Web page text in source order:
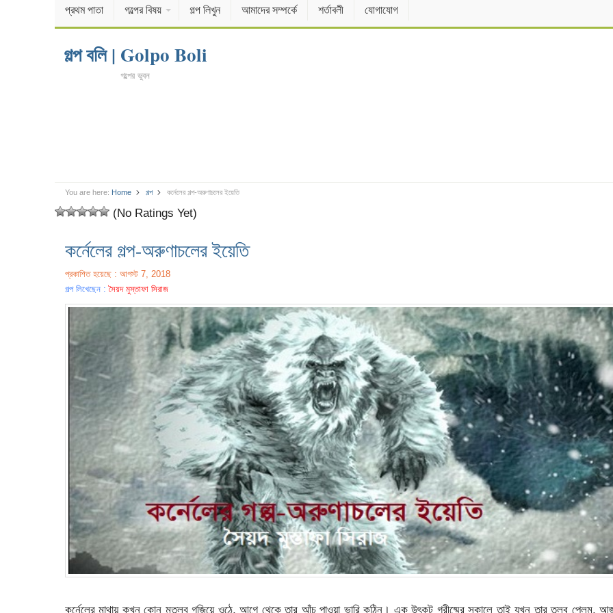
প্রথম পাতা গল্পের বিষয় গল্প লিখুন আমাদের সম্পর্কে শর্তাবলী যোগাযোগ
গল্প বলি | Golpo Boli
গল্পের ভুবন
You are here: Home গল্প কর্নেলের গল্প-অরুণাচলের ইয়েতি
(No Ratings Yet)
কর্নেলের গল্প-অরুণাচলের ইয়েতি
প্রকাশিত হয়েছে : আগস্ট 7, 2018
গল্প লিখেছেন :সৈয়দ মুস্তাফা সিরাজ
কর্নেলের মাথায় কখন কোন মতলব গজিয়ে ওঠে, আগে থেকে তার আঁচ পাওয়া ভারি কঠিন। এক উৎকট গ্রীষ্মের সকালে তাই যখন তার তলব পেলুম,